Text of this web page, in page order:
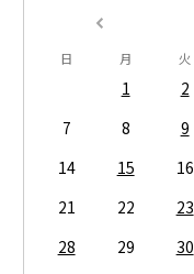
日 月 火
1 2
7
8 9
14
15 16
21
22 23
28
29 30